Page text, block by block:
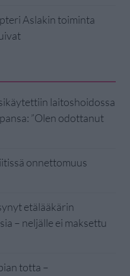
Aslakin toiminta
laitoshoidossa
”Olen odottanut
onnettomuus
etälääkärin
– neljälle ei maksettu
totta –